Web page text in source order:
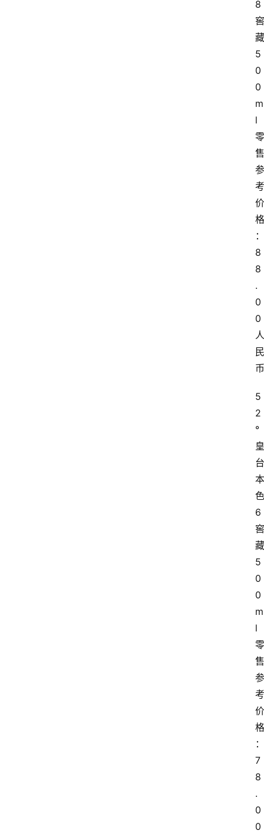
8
窖
藏
5
0
0
m
l
零
售
参
考
价
格
：
8
8
.
0
0
人
民
币
5
2
°
皇
台
本
色
6
窖
藏
5
0
0
m
l
零
售
参
考
价
格
：
7
8
.
0
0